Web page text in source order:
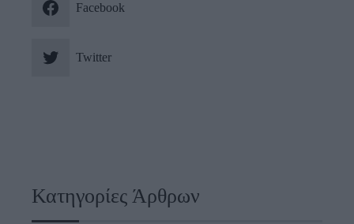
Facebook
Twitter
Κατηγορίες Άρθρων